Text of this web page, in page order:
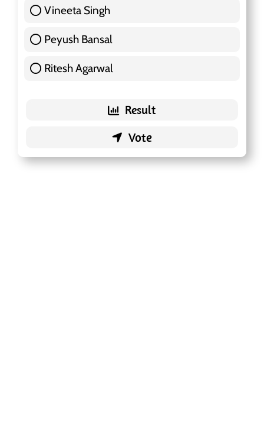
Vineeta Singh
Peyush Bansal
Ritesh Agarwal